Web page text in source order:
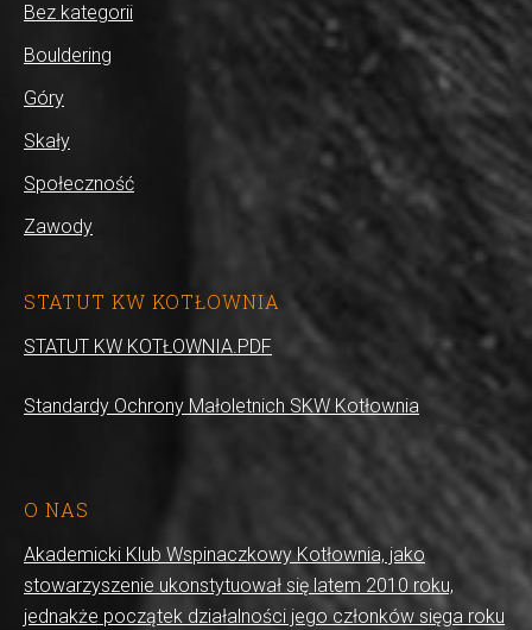
Bez kategorii
Bouldering
Góry
Skały
Społeczność
Zawody
STATUT KW KOTŁOWNIA
STATUT KW KOTŁOWNIA.PDF
Standardy Ochrony Małoletnich SKW Kotłownia
O NAS
Akademicki Klub Wspinaczkowy Kotłownia, jako
stowarzyszenie ukonstytuował się latem 2010 roku,
jednakże początek działalności jego członków sięga roku